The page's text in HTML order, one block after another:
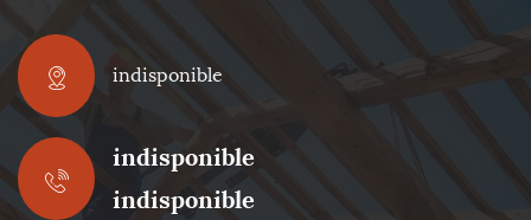
indisponible
indisponible
indisponible